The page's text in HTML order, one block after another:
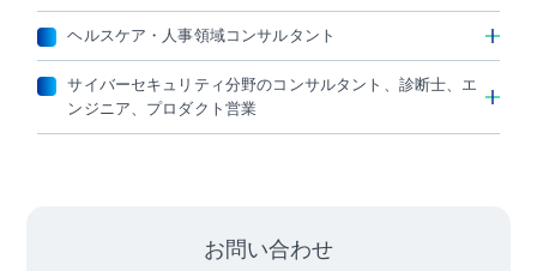
ヘルスケア・人事領域コンサルタント
サイバーセキュリティ分野のコンサルタント、診断士、エ
ンジニア、プロダクト営業
お問い合わせ